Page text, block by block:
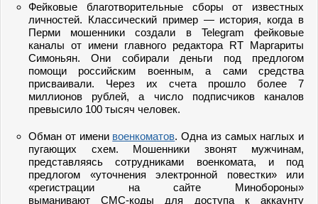
Фейковые благотворительные сборы от известных
личностей. Классический пример — история, когда в
Перми мошенники создали в Telegram фейковые
каналы от имени главного редактора RT Маргариты
Симоньян. Они собирали деньги под предлогом
помощи российским военным, а сами средства
присваивали. Через их счета прошло более 7
миллионов рублей, а число подписчиков каналов
превысило 100 тысяч человек.
Обман от имени военкоматов. Одна из самых наглых и
пугающих схем. Мошенники звонят мужчинам,
представляясь сотрудниками военкомата, и под
предлогом «уточнения электронной повестки» или
«регистрации на сайте Минобороны»
выманивают СМС-коды для доступа к аккаунту